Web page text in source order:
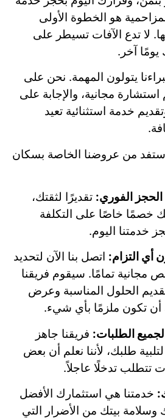
هو الخطوة الأولى
لا تدع الآفات تسيطر على
آخر.
يتولون المهمة. نحن على
استشارة مجانية، والإجابة على
خدمة استثنائية تعيد
من عروضنا الخاصة بسكان
الفوري: تقديرًا لثقتك،
خصمًا خاصًا على التكلفة
خدمتنا اليوم.
التزام: اتصل بنا الآن لتحديد
مجانية تمامًا. سيقوم فريقنا
الحلول المناسبة وعرض
تكون ملزمًا بأي شيء.
الطلبات: فريقنا جاهز
طلبك، لأننا نعلم أن بعض
تتطلب تدخلًا عاجلاً.
خدمتنا هي استثمارك الأفضل
بيتك من الأضرار التي